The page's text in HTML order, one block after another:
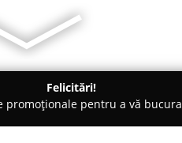
Felicitări!
pentru a vă